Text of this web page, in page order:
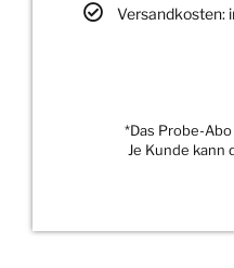
Versandkosten:
*Das Probe-
Je Kunde kann